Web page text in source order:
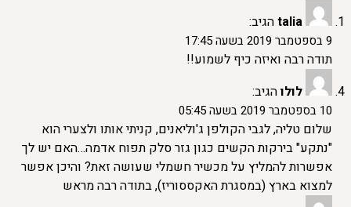
taliaהגיב:
9 בספטמבר 2019 בשעה 17:45
תודה רבה ואיזה כיף לשמוע!!
לולוהגיב:
10 בספטמבר 2019 בשעה 05:45
שלום טליה, לגבי הקולפן ג'וליאנים, קניתי אותו ולצערי הוא
"נתקע" בירקות הקשים כגון גזר סלק תפוח אדמה…האם יש לך
אפשרות להמליץ על מכשיר חשמלי שעושה זאת? והיכן אפשר
למצוא בארץ (במסגרת האקססוריז), בתודה רבה מראש